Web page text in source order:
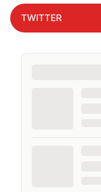
TWITTER